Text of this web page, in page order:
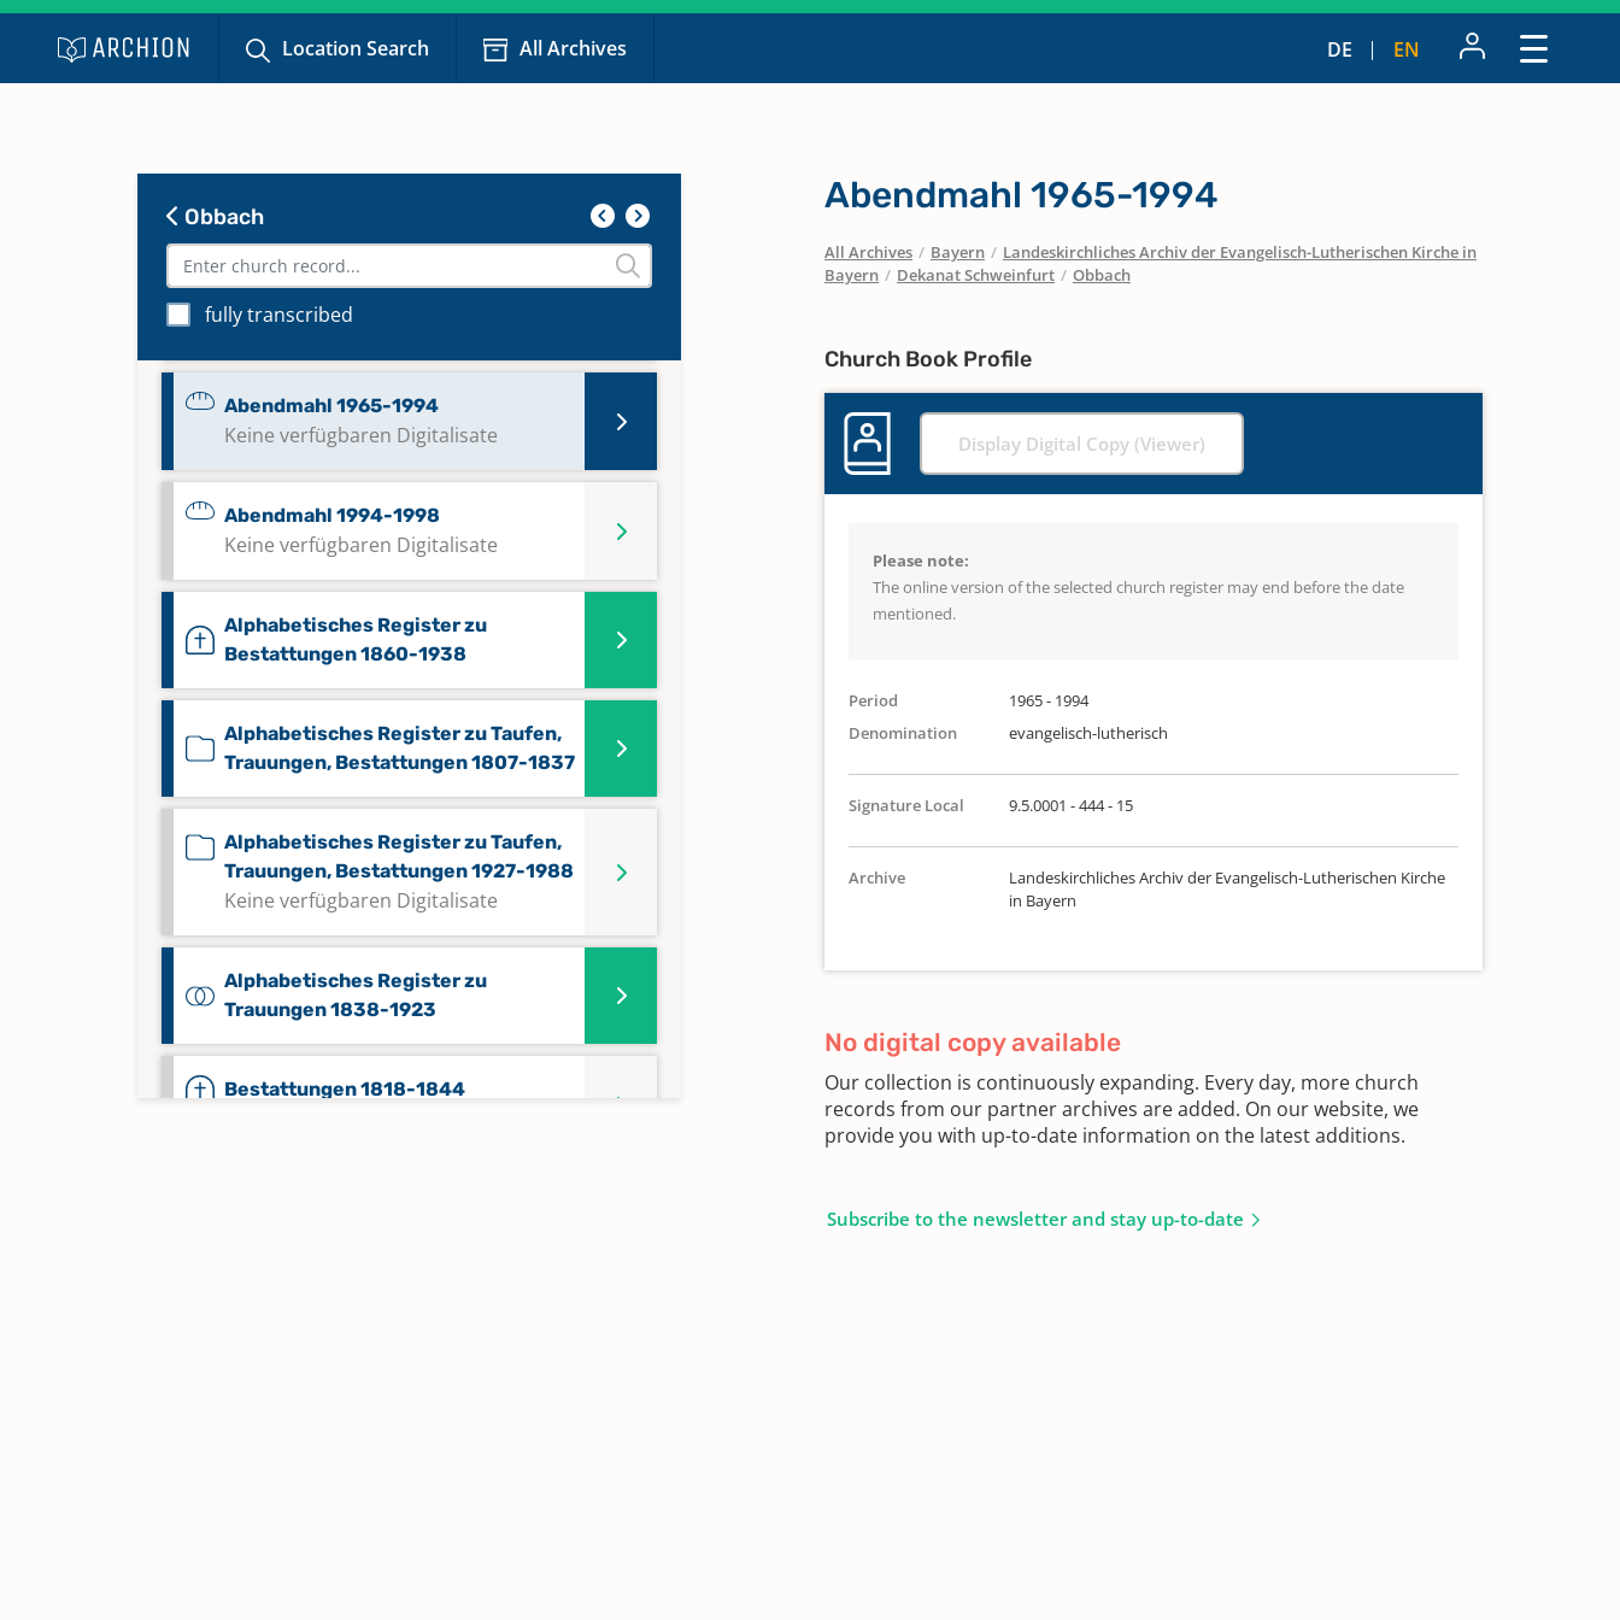
Location Search All Archives DE EN
Obbach
fully transcribed
Keine verfügbaren Digitalisate
Abendmahl 1935-1964
Keine verfügbaren Digitalisate
Abendmahl 1965-1994
Keine verfügbaren Digitalisate
Abendmahl 1994-1998
Keine verfügbaren Digitalisate
Alphabetisches Register zu
Bestattungen 1860-1938
Alphabetisches Register zu Taufen,
Trauungen, Bestattungen 1807-1837
Alphabetisches Register zu Taufen,
Trauungen, Bestattungen 1927-1988
Keine verfügbaren Digitalisate
Alphabetisches Register zu
Trauungen 1838-1923
Bestattungen 1818-1844
Abendmahl 1965-1994
All Archives / Bayern / Landeskirchliches Archiv der Evangelisch-Lutherischen Kirche in
Bayern / Dekanat Schweinfurt / Obbach
Church Book Profile
Display Digital Copy (Viewer)
Please note:
The online version of the selected church register may end before the date
mentioned.
Period
1965 - 1994
Denomination
evangelisch-lutherisch
Signature Local 9.5.0001 - 444 - 15
Archive
Landeskirchliches Archiv der Evangelisch-Lutherischen Kirche
in Bayern
No digital copy available
Our collection is continuously expanding. Every day, more church
records from our partner archives are added. On our website, we
provide you with up-to-date information on the latest additions.
Subscribe to the newsletter and stay up-to-date